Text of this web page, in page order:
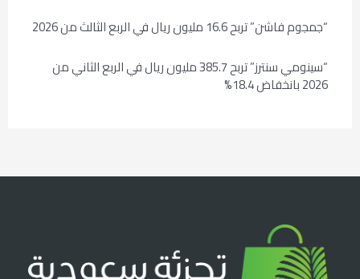
“جمجوم فاشن” تربح 16.6 مليون ريال في الربع الثالث من 2026
“سينومي سنترز” تربح 385.7 مليون ريال في الربع الثاني من
2026 بانخفاض 18.4%